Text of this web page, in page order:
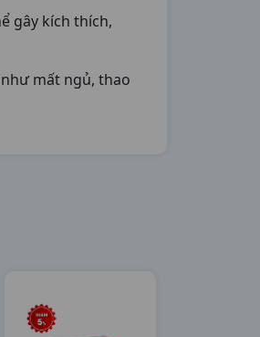
gây kích thích,
mất ngủ, thao